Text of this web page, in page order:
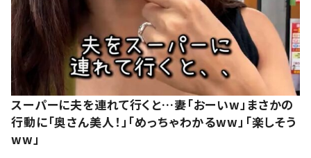
スーパーに夫を連れて行くと…妻「おーいw」まさかの
行動に「奥さん美人！」「めっちゃわかるww」「楽しそう
ww」